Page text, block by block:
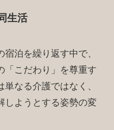
生活
泊を繰り返す中で、
「こだわり」を尊重す
なる介護ではなく、
しようとする姿勢の変